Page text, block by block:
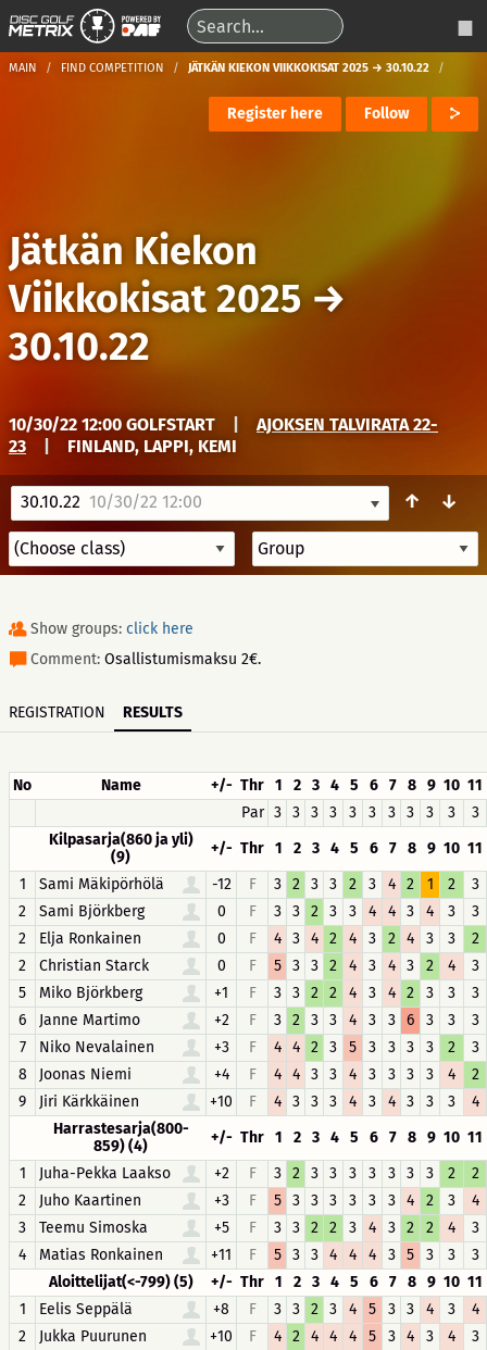
MAIN FIND COMPETITION JÄTKÄN KIEKON VIIKKOKISAT 2025 → 30.10.22
Register here Follow
Jätkän Kiekon
Viikkokisat 2025→
30.10.22
10/30/22 12:00 GOLFSTART
AJOKSEN TALVIRATA 22-
23
FINLAND, LAPPI, KEMI
30.10.22 10/30/22 12:00 ↑ ↓
Show groups: click here
Comment: Osallistumismaksu 2€.
REGISTRATION RESULTS
No Name +/- Thr 1 2 3 4 5 6 7 8 9 10 11
Par 3 3 3 3 3 3 3 3 3 3
3
Kilpasarja(860 ja yli)
(9)
+/- Thr 1 2 3 4 5 6 7 8 9 10 11
1
Sami Mäkipörhölä -12 F 3 2 3 3 2 3 4 2 1 2
3
2
Sami Björkberg 0 F 3 3 2 3 3 4 4 3 4 3
3
2
Elja Ronkainen 0 F 4 3 4 2 4 3 2 4 3 3
2
2
Christian Starck 0 F 5 3 3 2 4 3 4 3 2 4
3
5
Miko Björkberg +1 F 3 3 2 2 4 3 4 2 3 3
3
6
Janne Martimo +2 F 3 2 3 3 4 3 3 6 3 3
3
7
Niko Nevalainen +3 F 4 4 2 3 5 3 3 3 3 2
3
8
Joonas Niemi +4 F 4 4 3 3 4 3 3 3 3 4
2
9
Jiri Kärkkäinen +10 F 4 3 3 3 4 3 4 3 3 3
4
Harrastesarja(800-
859) (4)
+/- Thr 1 2 3 4 5 6 7 8 9 10 11
1
Juha-Pekka Laakso +2 F 3 2 3 3 3 3 3 3 3 2
2
2
Juho Kaartinen +3 F 5 3 3 3 3 3 3 4 2 3
4
3
Teemu Simoska +5 F 3 3 2 2 3 4 3 2 2 4
3
4
Matias Ronkainen +11 F 5 3 3 4 4 4 3 5 3 3
3
Aloittelijat(<-799) (5)
+/- Thr 1 2 3 4 5 6 7 8 9 10 11
1
Eelis Seppälä +8 F 3 3 2 3 4 5 3 3 4 3
4
2
Jukka Puurunen +10 F 4 2 4 4 4 5 3 4 3 4
3